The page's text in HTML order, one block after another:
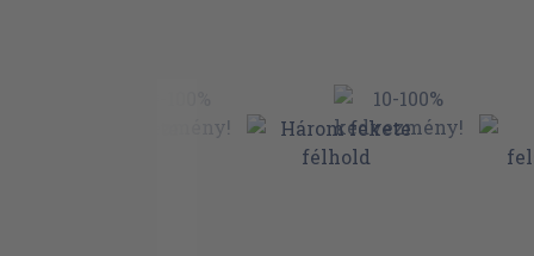
Alfred Döblin: Berlin, Alexanderplatz 527
James Aldridge: Testvérem, Tom 245
Raymond Jean: Sötét Forrás 296
Nadine Gordimer: Livingstone bajtársai 302